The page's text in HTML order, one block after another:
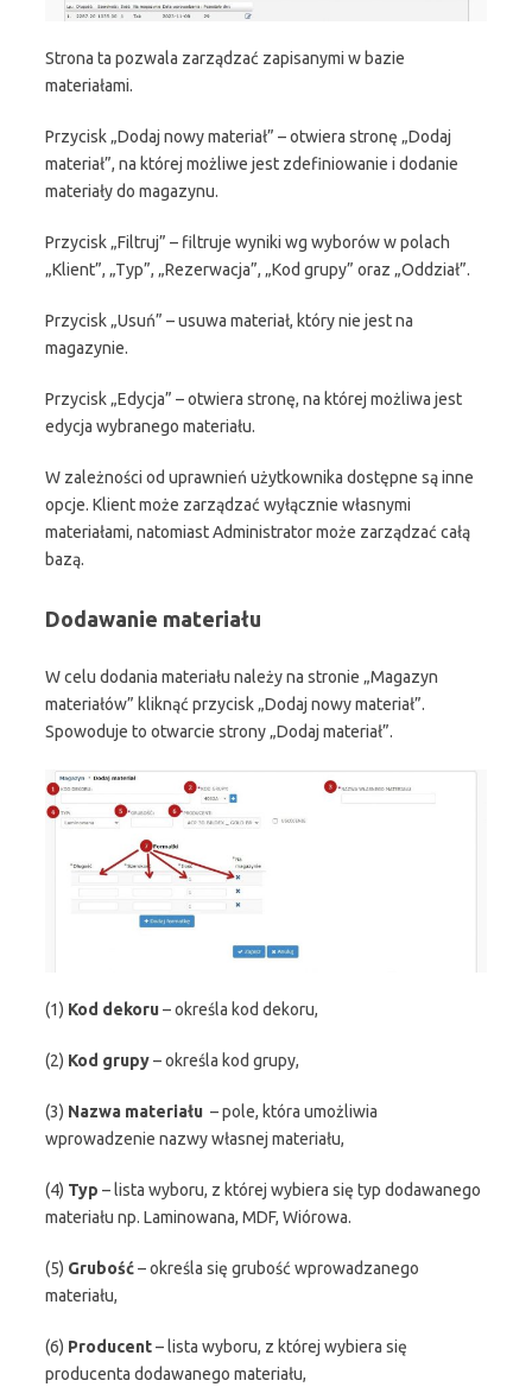
Strona ta pozwala zarządzać zapisanymi w bazie
materiałami.
Przycisk „Dodaj nowy materiał” – otwiera stronę „Dodaj
materiał”, na której możliwe jest zdefiniowanie i dodanie
materiały do magazynu.
Przycisk „Filtruj” – filtruje wyniki wg wyborów w polach
„Klient”, „Typ”, „Rezerwacja”, „Kod grupy” oraz „Oddział”.
Przycisk „Usuń” – usuwa materiał, który nie jest na
magazynie.
Przycisk „Edycja” – otwiera stronę, na której możliwa jest
edycja wybranego materiału.
W zależności od uprawnień użytkownika dostępne są inne
opcje. Klient może zarządzać wyłącznie własnymi
materiałami, natomiast Administrator może zarządzać całą
bazą.
Dodawanie materiału
W celu dodania materiału należy na stronie „Magazyn
materiałów” kliknąć przycisk „Dodaj nowy materiał”.
Spowoduje to otwarcie strony „Dodaj materiał”.
(1) Kod dekoru– określa kod dekoru,
(2) Kod grupy– określa kod grupy,
(3) Nazwa materiału – pole, która umożliwia
wprowadzenie nazwy własnej materiału,
(4) Typ – lista wyboru, z której wybiera się typ dodawanego
materiału np. Laminowana, MDF, Wiórowa.
(5) Grubość– określa się grubość wprowadzanego
materiału,
(6) Producent– lista wyboru, z której wybiera się
producenta dodawanego materiału,